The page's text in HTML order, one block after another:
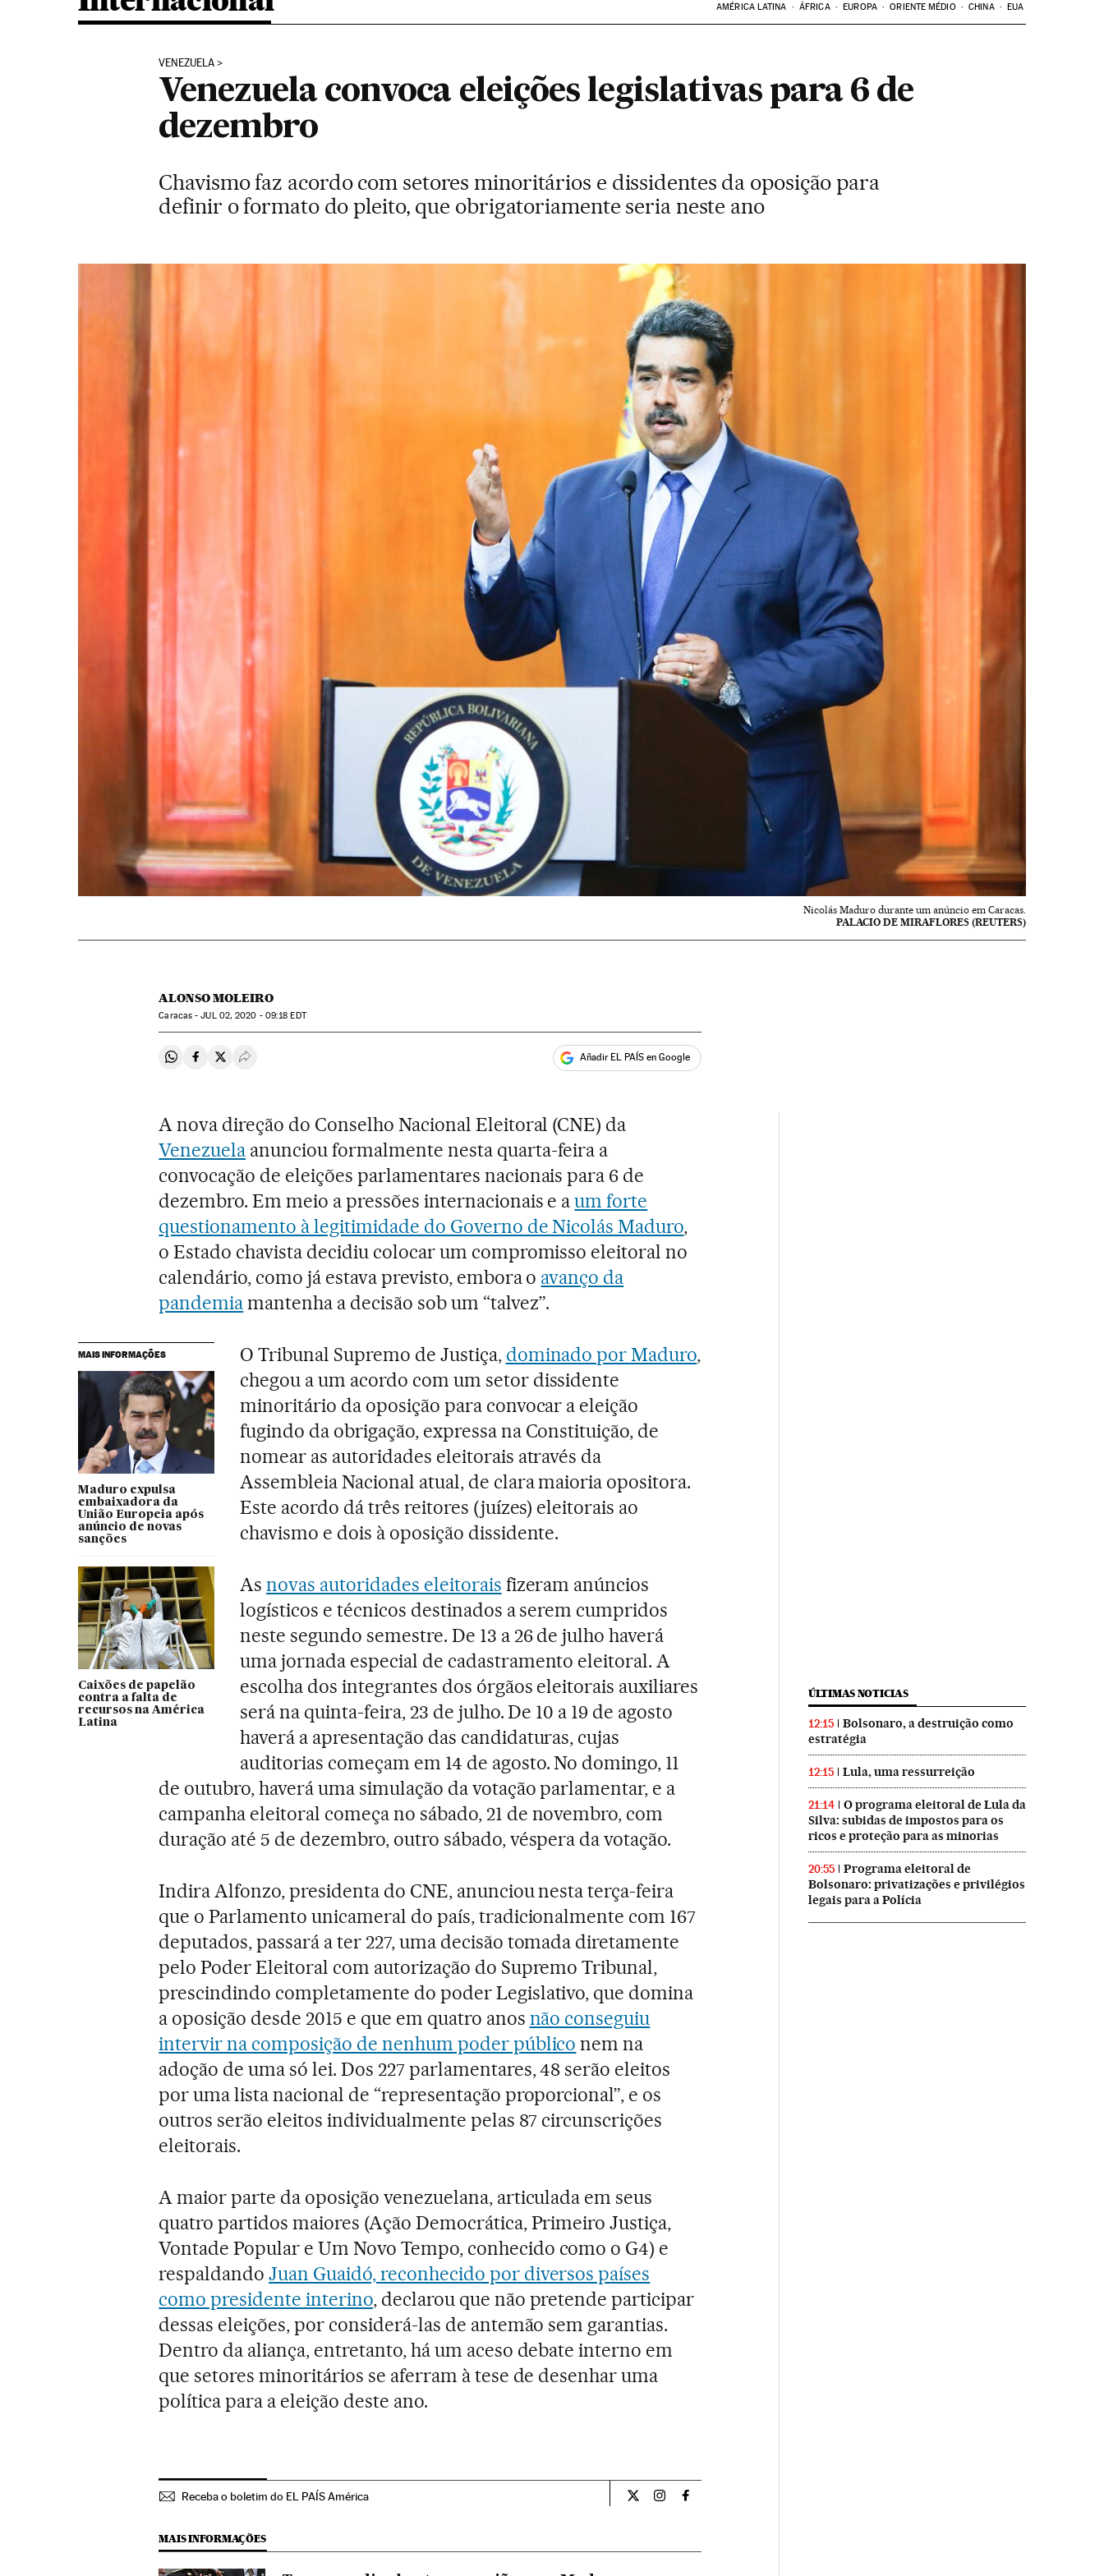
AMÉRICA LATINA ÁFRICA EUROPA ORIENTE MÉDIO CHINA EUA
VENEZUELA
Venezuela convoca eleições legislativas para 6 de
dezembro
Chavismo faz acordo com setores minoritários e dissidentes da oposição para
definir o formato do pleito, que obrigatoriamente seria neste ano
Nicolás Maduro durante um anúncio em Caracas.
PALACIO DE MIRAFLORES (REUTERS)
ALONSO MOLEIRO
Caracas -JUL02, 2020 - 09:18 EDT
Compartir en Whatsapp
Compartir en Facebook
Compartir en Twitter
Desplegar Redes Sociales Añadir EL PAÍS en Google
A nova direção do Conselho Nacional Eleitoral (CNE) da
Venezuela anunciou formalmente nesta quarta-feira a
convocação de eleições parlamentares nacionais para 6 de
dezembro. Em meio a pressões internacionais e aum forte
questionamento à legitimidade do Governo de Nicolás Maduro,
o Estado chavista decidiu colocar um compromisso eleitoral no
calendário, como já estava previsto, embora o avanço da
pandemiamantenha a decisão sob um “talvez”.
MAIS INFORMAÇÕES
Maduro expulsa
embaixadora da
União Europeia após
anúncio de novas
sanções
Caixões de papelão
contra a falta de
recursos na América
Latina
O Tribunal Supremo de Justiça, dominado por Maduro,
chegou a um acordo com um setor dissidente
minoritário da oposição para convocar a eleição
fugindo da obrigação, expressa na Constituição, de
nomear as autoridades eleitorais através da
Assembleia Nacional atual, de clara maioria opositora.
Este acordo dá três reitores (juízes) eleitorais ao
chavismo e dois à oposição dissidente.
Asnovas autoridades eleitorais fizeram anúncios
logísticos e técnicos destinados a serem cumpridos
neste segundo semestre. De 13 a 26 de julho haverá
uma jornada especial de cadastramento eleitoral. A
escolha dos integrantes dos órgãos eleitorais auxiliares
será na quinta-feira, 23 de julho. De 10 a 19 de agosto
haverá a apresentação das candidaturas, cujas
auditorias começam em 14 de agosto. No domingo, 11
de outubro, haverá uma simulação da votação parlamentar, e a
campanha eleitoral começa no sábado, 21 de novembro, com
duração até 5 de dezembro, outro sábado, véspera da votação.
Indira Alfonzo, presidenta do CNE, anunciou nesta terça-feira
que o Parlamento unicameral do país, tradicionalmente com 167
deputados, passará a ter 227, uma decisão tomada diretamente
pelo Poder Eleitoral com autorização do Supremo Tribunal,
prescindindo completamente do poder Legislativo, que domina
a oposição desde 2015 e que em quatro anos não conseguiu
intervir na composição de nenhum poder público nem na
adoção de uma só lei. Dos 227 parlamentares, 48 serão eleitos
por uma lista nacional de “representação proporcional”, e os
outros serão eleitos individualmente pelas 87 circunscrições
eleitorais.
A maior parte da oposição venezuelana, articulada em seus
quatro partidos maiores (Ação Democrática, Primeiro Justiça,
Vontade Popular e Um Novo Tempo, conhecido como o G4) e
respaldandoJuan Guaidó, reconhecido por diversos países
como presidente interino, declarou que não pretende participar
dessas eleições, por considerá-las de antemão sem garantias.
Dentro da aliança, entretanto, há um aceso debate interno em
que setores minoritários se aferram à tese de desenhar uma
política para a eleição deste ano.
Receba o boletim do EL PAÍS América Internacional El País Brasil en Twitter
Internacional El País Brasil en Instagram
Internacional El País Brasil en Facebook
MAIS INFORMAÇÕES
ÚLTIMAS NOTICIAS
12:15
Bolsonaro, a destruição como
estratégia
12:15 Lula, uma ressurreição
21:14
O programa eleitoral de Lula da
Silva: subidas de impostos para os
ricos e proteção para as minorias
20:55
Programa eleitoral de
Bolsonaro: privatizações e privilégios
legais para a Polícia